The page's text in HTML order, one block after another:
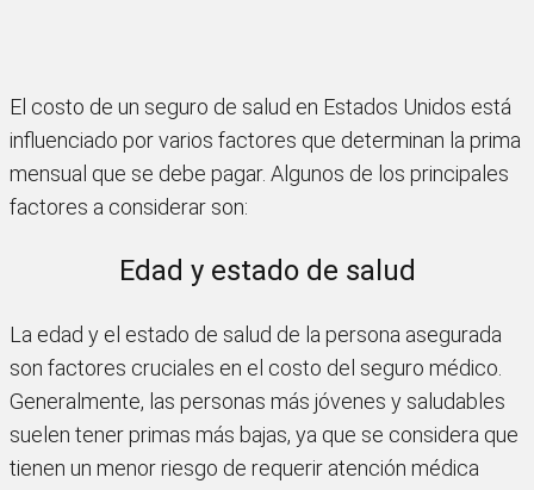
El costo de un seguro de salud en Estados Unidos está
influenciado por varios factores que determinan la prima
mensual que se debe pagar. Algunos de los principales
factores a considerar son:
Edad y estado de salud
La edad y el estado de salud de la persona asegurada
son factores cruciales en el costo del seguro médico.
Generalmente, las personas más jóvenes y saludables
suelen tener primas más bajas, ya que se considera que
tienen un menor riesgo de requerir atención médica